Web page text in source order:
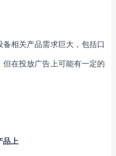
相关产品需求巨大，包括口
在投放广告上可能有一定的
品上